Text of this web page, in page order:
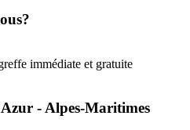
immédiate et gratuite
- Alpes-Maritimes